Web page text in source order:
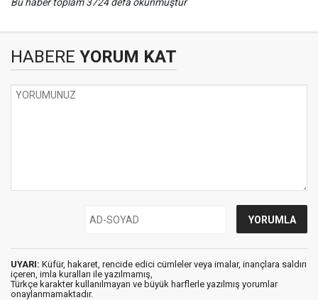
HABERE YORUM KAT
UYARI: Küfür, hakaret, rencide edici cümleler veya imalar, inançlara saldırı
içeren, imla kuralları ile yazılmamış,
Türkçe karakter kullanılmayan ve büyük harflerle yazılmış yorumlar
onaylanmamaktadır.